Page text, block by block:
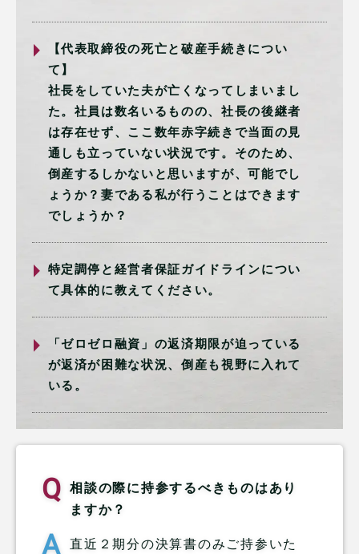
【代表取締役の死亡と破産手続きについ
て】
社長をしていた夫が亡くなってしまいまし
た。社員は数名いるものの、社長の後継者
は存在せず、ここ数年赤字続きで当面の見
通しも立っていない状況です。そのため、
倒産するしかないと思いますが、可能でし
ょうか？妻である私が行うことはできます
でしょうか？
特定調停と経営者保証ガイドラインについ
て具体的に教えてください。
「ゼロゼロ融資」の返済期限が迫っている
が返済が困難な状況、倒産も視野に入れて
いる。
相談の際に持参するべきものはあり
ますか？
直近２期分の決算書のみご持参いた